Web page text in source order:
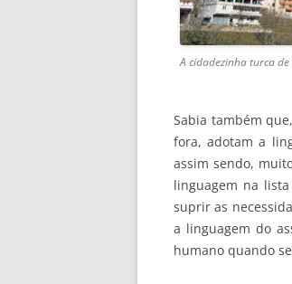
A cidadezinha turca
Sabia também
fora, adotam a
assim sendo,
linguagem na
suprir as
a linguagem do
humano quando